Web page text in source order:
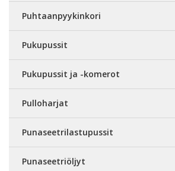
Puhtaanpyykinkori
Pukupussit
Pukupussit ja -komerot
Pulloharjat
Punaseetrilastupussit
Punaseetriöljyt